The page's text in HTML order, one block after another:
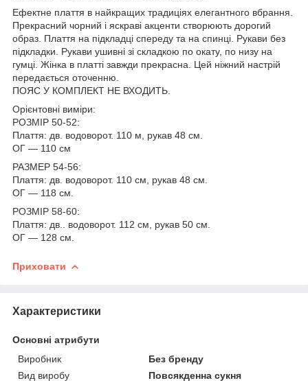
Ефектне плаття в найкращих традиціях елегантного вбрання.
Прекрасний чорний і яскраві акценти створюють дорогий
образ. Плаття на підкладці спереду та на спинці. Рукави без
підкладки. Рукави ушивні зі складкою по окату, по низу на
гумці. Жінка в платті завжди прекрасна. Цей ніжний настрій
передається оточенню.
ПОЯС У КОМПЛЕКТ НЕ ВХОДИТЬ.
Орієнтовні виміри:
РОЗМІР 50-52:
Плаття: дв. водоворот. 110 м, рукав 48 см.
ОГ — 110 см
РАЗМЕР 54-56:
Плаття: дв. водоворот. 110 см, рукав 48 см.
ОГ — 118 см.
РОЗМІР 58-60:
Плаття: дв.. водоворот. 112 см, рукав 50 см.
ОГ — 128 см.
Приховати
Характеристики
Основні атрибути
Виробник
Без бренду
Вид виробу
Повсякденна сукня